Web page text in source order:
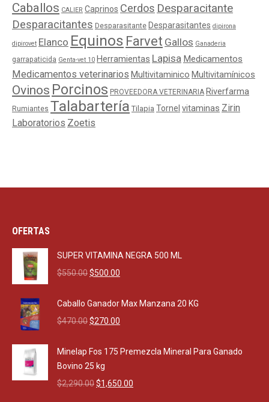
Caballos CALIER Caprinos Cerdos Desparacitante
Desparacitantes Desparasitante Desparasitantes dipirona
dipirovet Elanco Equinos Farvet Gallos Ganaderia
garrapaticida Genta-vet 10 Herramientas Lapisa Medicamentos
Medicamentos veterinarios Multivitaminico Multivitamínicos
Ovinos Porcinos PROVEEDORA VETERINARIA Riverfarma
Rumiantes Talabartería Tilapia Tornel vitaminas Zirin
Laboratorios Zoetis
OFERTAS
SUPER VITAMINA NEGRA 500 ML
$550.00Original
was:
$550.00.
$500.00
is:
Caballo Ganador Max Manzana 20 KG
$470.00Original
was:
$470.00.
$270.00
is:
Minelap Fos 175 Premezcla Mineral Para Ganado
Bovino 25 kg
$2,290.00Original
$1,650.00